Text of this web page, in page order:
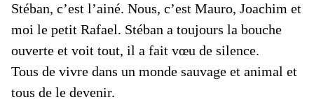
Stéban, c’est l’ainé. Nous, c’est Mauro, Joachim et
moi le petit Rafael. Stéban a toujours la bouche
ouverte et voit tout, il a fait vœu de silence.
Tous de vivre dans un monde sauvage et animal et
tous de le devenir.